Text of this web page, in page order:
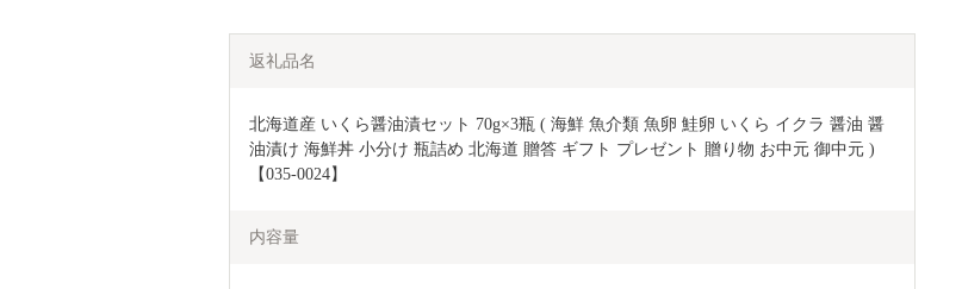
返礼品名
北海道産 いくら醤油漬セット 70g×3瓶 ( 海鮮 魚介類 魚卵 鮭卵 いくら イクラ 醤油 醤
油漬け 海鮮丼 小分け 瓶詰め 北海道 贈答 ギフト プレゼント 贈り物 お中元 御中元 )
【035-0024】
内容量